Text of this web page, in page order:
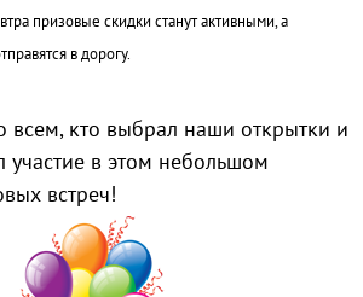
призовые скидки станут активными, а
в дорогу.
всем, кто выбрал наши открытки и
в этом небольшом
встреч!